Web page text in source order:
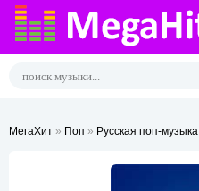
МегаХит » Поп » Русская поп-музыка